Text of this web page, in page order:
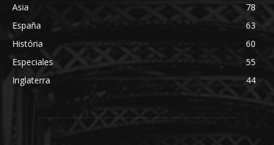
Asia
78
España
63
História
60
Especiales
55
Inglaterra
44